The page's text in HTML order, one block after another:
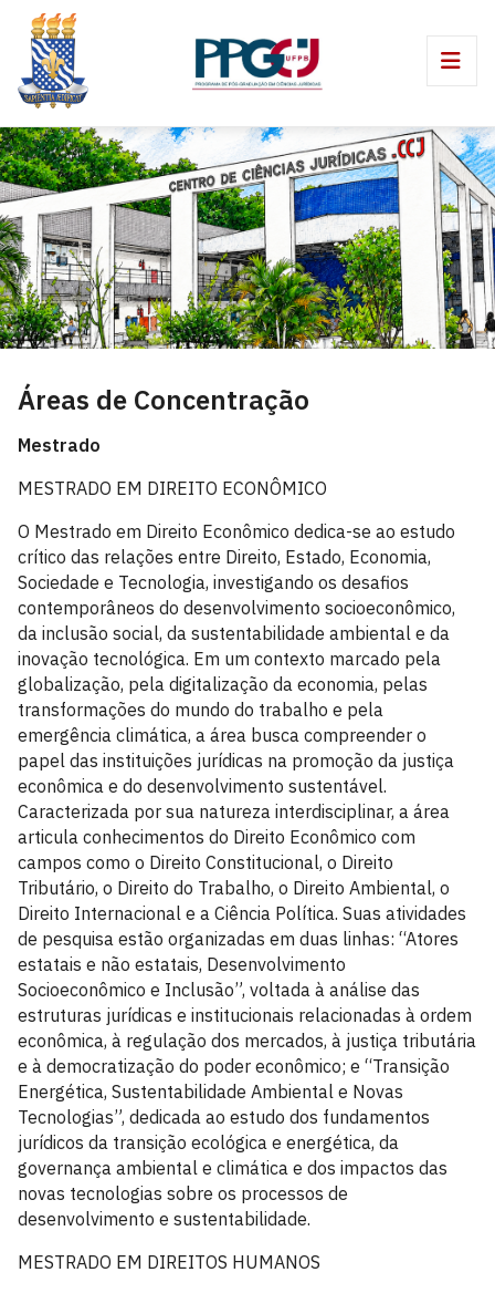
Áreas de Concentração
Mestrado
MESTRADO EM DIREITO ECONÔMICO
O Mestrado em Direito Econômico dedica-se ao estudo
crítico das relações entre Direito, Estado, Economia,
Sociedade e Tecnologia, investigando os desafios
contemporâneos do desenvolvimento socioeconômico,
da inclusão social, da sustentabilidade ambiental e da
inovação tecnológica. Em um contexto marcado pela
globalização, pela digitalização da economia, pelas
transformações do mundo do trabalho e pela
emergência climática, a área busca compreender o
papel das instituições jurídicas na promoção da justiça
econômica e do desenvolvimento sustentável.
Caracterizada por sua natureza interdisciplinar, a área
articula conhecimentos do Direito Econômico com
campos como o Direito Constitucional, o Direito
Tributário, o Direito do Trabalho, o Direito Ambiental, o
Direito Internacional e a Ciência Política. Suas atividades
de pesquisa estão organizadas em duas linhas: “Atores
estatais e não estatais, Desenvolvimento
Socioeconômico e Inclusão”, voltada à análise das
estruturas jurídicas e institucionais relacionadas à ordem
econômica, à regulação dos mercados, à justiça tributária
e à democratização do poder econômico; e “Transição
Energética, Sustentabilidade Ambiental e Novas
Tecnologias”, dedicada ao estudo dos fundamentos
jurídicos da transição ecológica e energética, da
governança ambiental e climática e dos impactos das
novas tecnologias sobre os processos de
desenvolvimento e sustentabilidade.
MESTRADO EM DIREITOS HUMANOS